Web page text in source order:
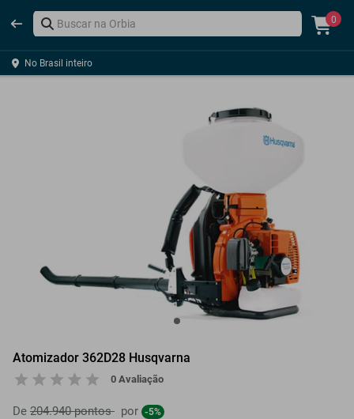
0
No Brasil inteiro
Atomizador 362D28 Husqvarna
0 Avaliação
De 204.940 pontos por -5%